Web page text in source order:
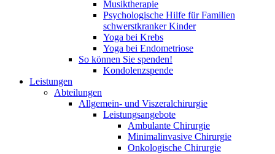
Musiktherapie
Psychologische Hilfe für Familien
schwerstkranker Kinder
Yoga bei Krebs
Yoga bei Endometriose
So können Sie spenden!
Kondolenzspende
Leistungen
Abteilungen
Allgemein- und Viszeralchirurgie
Leistungsangebote
Ambulante Chirurgie
Minimalinvasive Chirurgie
Onkologische Chirurgie